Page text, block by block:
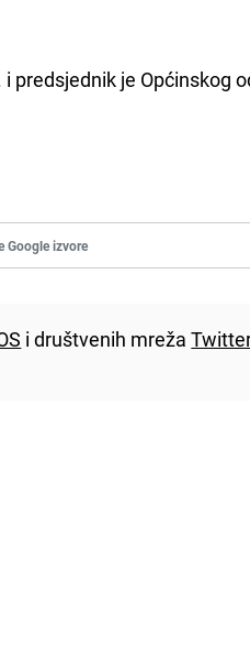
predsjednik je Općinskog
Google izvore
i društvenih mreža